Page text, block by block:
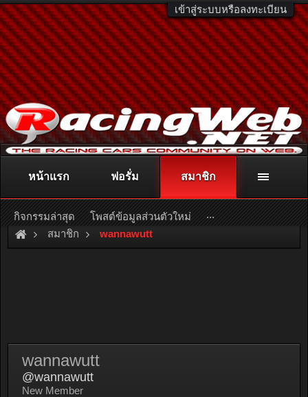
เข้าสู่ระบบหรือลงทะเบียน
ติดต่อลงโฆษณา racingweb@gmail.comหรือโทร. 081-811-1138
หรืออ่านรายละเอียดเพิ่มเติม คลิกที่นี่
สมาชิก wannawutt
wannawutt
@wannawutt
New Member
หน้าแรก ฟอรั่ม สมาชิก
กิจกรรมล่าสุด โพสต์ข้อมูลส่วนตัวใหม่ ...